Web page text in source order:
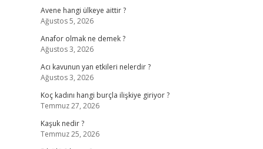
Avene hangi ülkeye aittir ?
Ağustos 5, 2026
Anafor olmak ne demek ?
Ağustos 3, 2026
Acı kavunun yan etkileri nelerdir ?
Ağustos 3, 2026
Koç kadını hangi burçla ilişkiye giriyor ?
Temmuz 27, 2026
Kaşuk nedir ?
Temmuz 25, 2026